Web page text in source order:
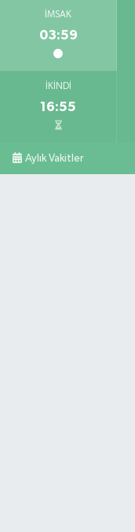
İMSAK
03:59
İKINDI
16:55
Aylık Vakitler